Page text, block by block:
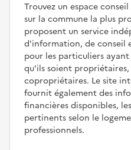
Trouvez un espace
sur la commune la plus
proposent un service
d'information, de conseil
pour les particuliers
qu'ils soient
copropriétaires. Le site
fournit également des
financières disponibles,
pertinents selon le
professionnels.